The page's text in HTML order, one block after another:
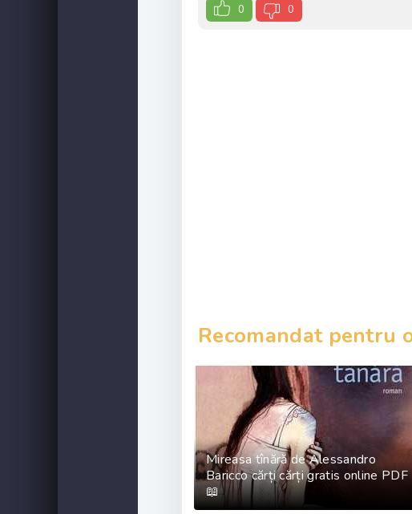
0 0
Recomandat pentru
Mireasa tînără de Alessandro
Baricco cărți cărți gratis online PDF
📖